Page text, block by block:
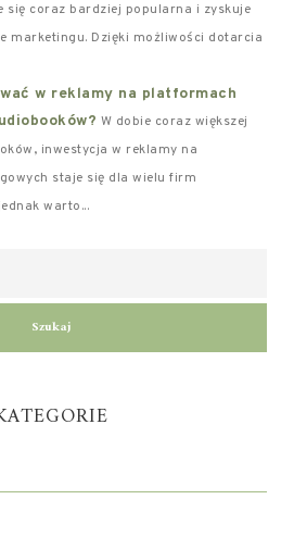
się coraz bardziej popularna i zyskuje
marketingu. Dzięki możliwości dotarcia
w reklamy na platformach
W dobie coraz większej
inwestycja w reklamy na
staje się dla wielu firm
warto...